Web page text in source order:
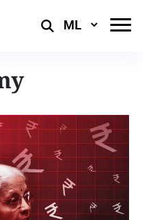
Select